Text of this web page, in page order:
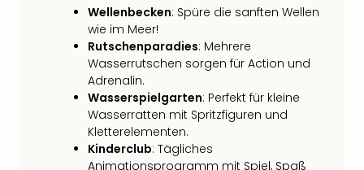
Wellenbecken: Spüre die sanften Wellen
wie im Meer!
Rutschenparadies: Mehrere
Wasserrutschen sorgen für Action und
Adrenalin.
Wasserspielgarten: Perfekt für kleine
Wasserratten mit Spritzfiguren und
Kletterelementen.
Kinderclub: Tägliches
Animationsprogramm mit Spiel, Spaß